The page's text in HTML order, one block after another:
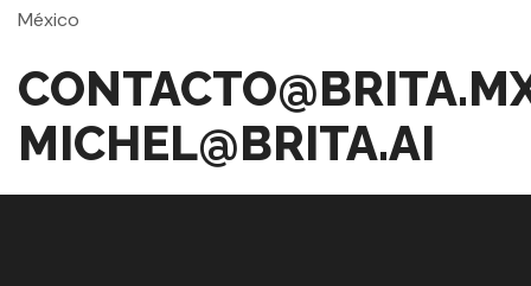
México
MICHEL@BRITA.AI